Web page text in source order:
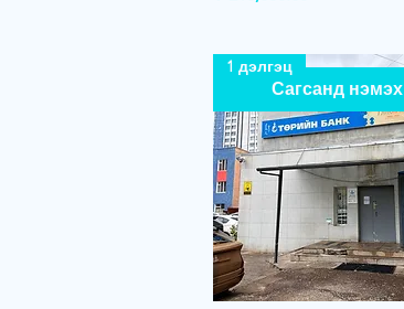
Сагсанд нэмэх
1 дэлгэц